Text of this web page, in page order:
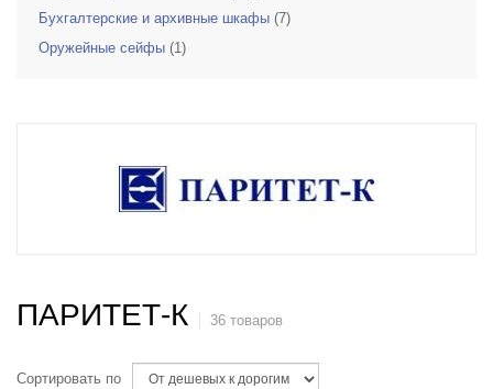
Бухгалтерские и архивные шкафы (7)
Оружейные сейфы (1)
ПАРИТЕТ-К 36 товаров
Сортировать по